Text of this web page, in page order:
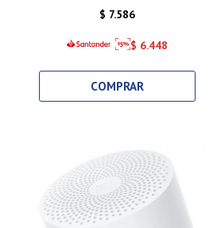
SET
$ 7.586
$ 6.448